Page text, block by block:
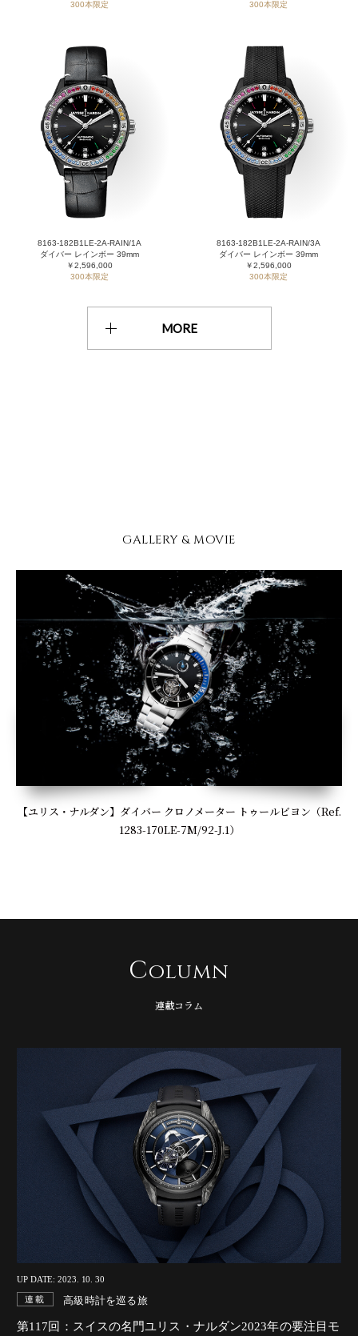
300本限定 300本限定
8163-182B1LE-2A-RAIN/1A
ダイバー レインボー 39mm
￥2,596,000
300本限定
8163-182B1LE-2A-RAIN/3A
ダイバー レインボー 39mm
￥2,596,000
300本限定
MORE
GALLERY & MOVIE
【ユリス・ナルダン】ダイバー クロノメーター トゥールビヨン（Ref.
1283-170LE-7M/92-J.1）
Column
連載コラム
UP DATE: 2023. 10. 30
連載 高級時計を巡る旅
第117回：スイスの名門ユリス・ナルダン2023年の要注目モ